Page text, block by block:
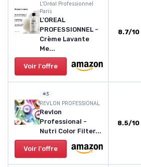
L'Oréal Professionnel
Paris
L'OREAL
PROFESSIONNEL -
Crème Lavante
Me...
Voir l'offre
8.7/10
#3
REVLON PROFESSIONAL
Revlon
Professional -
Nutri Color Filter...
Voir l'offre
8.5/10